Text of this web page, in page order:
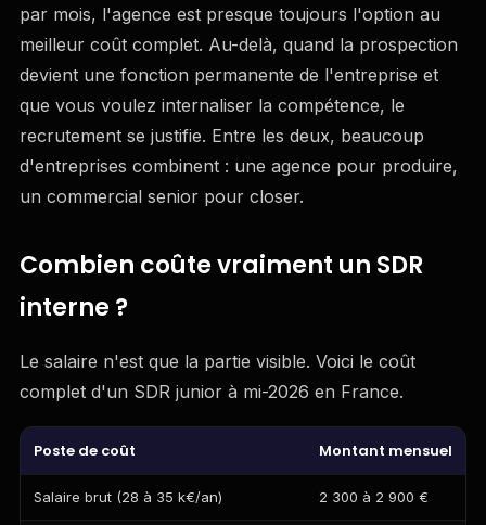
par mois, l'agence est presque toujours l'option au
meilleur coût complet. Au-delà, quand la prospection
devient une fonction permanente de l'entreprise et
que vous voulez internaliser la compétence, le
recrutement se justifie. Entre les deux, beaucoup
d'entreprises combinent : une agence pour produire,
un commercial senior pour closer.
Combien coûte vraiment un SDR
interne ?
Le salaire n'est que la partie visible. Voici le coût
complet d'un SDR junior à mi-2026 en France.
Poste de coût Montant mensuel
Salaire brut (28 à 35 k€/an) 2 300 à 2 900 €